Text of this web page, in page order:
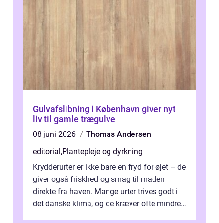
Gulvafslibning i København giver nyt
liv til gamle trægulve
08 juni 2026
Thomas Andersen
editorial ,Plantepleje og dyrkning
Krydderurter er ikke bare en fryd for øjet – de
giver også friskhed og smag til maden
direkte fra haven. Mange urter trives godt i
det danske klima, og de kræver ofte mindre